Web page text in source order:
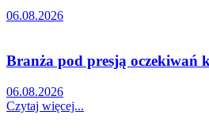
06.08.2026
Branża pod presją oczekiwań
06.08.2026
Czytaj więcej...